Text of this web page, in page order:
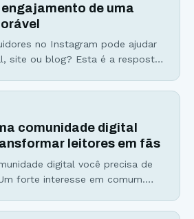
de uma
no Instagram pode ajudar
site ou blog? Esta é a resposta
Muito por que os números do
à frente do Twitter. As
comunidade digital
leitores em fãs
digital você precisa de
forte interesse em comum.
dos seguidores para